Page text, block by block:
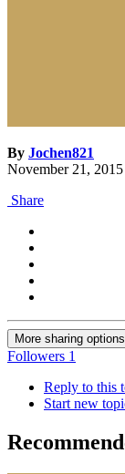
By Jochen821
November 21, 2015
Share
More sharing
Followers 1
Reply to this
Start new